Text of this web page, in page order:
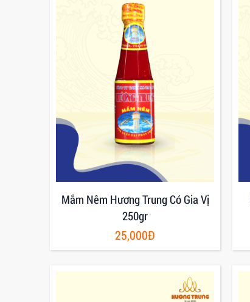
Mắm Nêm Hương Trung Có Gia Vị
250gr
25,000Đ